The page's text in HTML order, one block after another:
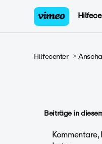
Hilfecenter
Beiträge in